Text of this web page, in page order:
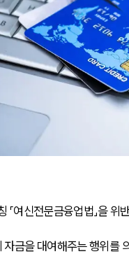
여신전문금융업법」을 위
금을 대여해주는 행위를